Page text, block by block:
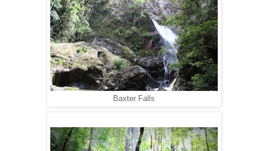
Baxter Falls